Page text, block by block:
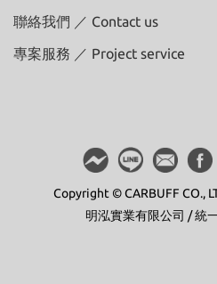
聯絡我們 ／ Contact us
專案服務 ／ Project service
Copyright © CARBUFF CO.,
明泓實業有限公司 / 統